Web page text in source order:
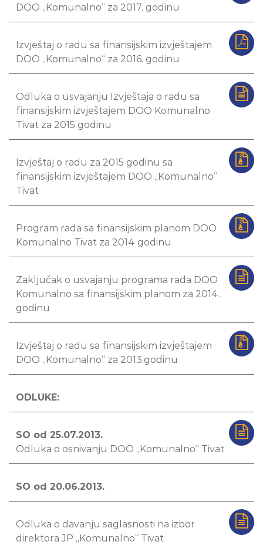
DOO „Komunalno“ za 2017. godinu
Izvještaj o radu sa finansijskim izvještajem
DOO „Komunalno“ za 2016. godinu
Odluka o usvajanju Izvještaja o radu sa
finansijskim izvještajem DOO Komunalno
Tivat za 2015 godinu
Izvještaj o radu za 2015 godinu sa
finansijskim izvještajem DOO „Komunalno“
Tivat
Program rada sa finansijskim planom DOO
Komunalno Tivat za 2014 godinu
Zaključak o usvajanju programa rada DOO
Komunalno sa finansijskim planom za 2014.
godinu
Izvještaj o radu sa finansijskim izvještajem
DOO „Komunalno“ za 2013.godinu
ODLUKE:
SO od 25.07.2013.
Odluka o osnivanju DOO „Komunalno“ Tivat
SO od 20.06.2013.
Odluka o davanju saglasnosti na izbor
direktora JP „Komunalno“ Tivat